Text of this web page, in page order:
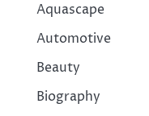
Aquascape
Automotive
Beauty
Biography